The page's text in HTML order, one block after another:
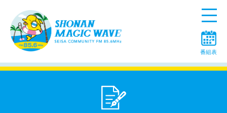
Menu
番組表